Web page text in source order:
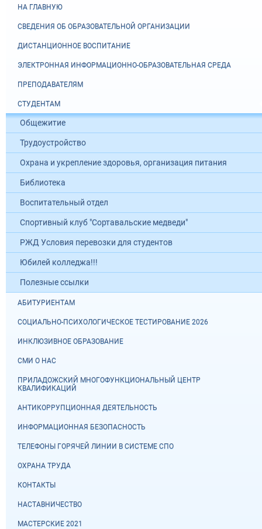
НА ГЛАВНУЮ
СВЕДЕНИЯ ОБ ОБРАЗОВАТЕЛЬНОЙ ОРГАНИЗАЦИИ
ДИСТАНЦИОННОЕ ВОСПИТАНИЕ
ЭЛЕКТРОННАЯ ИНФОРМАЦИОННО-ОБРАЗОВАТЕЛЬНАЯ СРЕДА
ПРЕПОДАВАТЕЛЯМ
СТУДЕНТАМ
Общежитие
Трудоустройство
Охрана и укрепление здоровья, организация питания
Библиотека
Воспитательный отдел
Спортивный клуб "Сортавальские медведи"
РЖД Условия перевозки для студентов
Юбилей колледжа!!!
Полезные ссылки
АБИТУРИЕНТАМ
СОЦИАЛЬНО-ПСИХОЛОГИЧЕСКОЕ ТЕСТИРОВАНИЕ 2026
ИНКЛЮЗИВНОЕ ОБРАЗОВАНИЕ
СМИ О НАС
ПРИЛАДОЖСКИЙ МНОГОФУНКЦИОНАЛЬНЫЙ ЦЕНТР
КВАЛИФИКАЦИЙ
АНТИКОРРУПЦИОННАЯ ДЕЯТЕЛЬНОСТЬ
ИНФОРМАЦИОННАЯ БЕЗОПАСНОСТЬ
ТЕЛЕФОНЫ ГОРЯЧЕЙ ЛИНИИ В СИСТЕМЕ СПО
ОХРАНА ТРУДА
КОНТАКТЫ
НАСТАВНИЧЕСТВО
МАСТЕРСКИЕ 2021